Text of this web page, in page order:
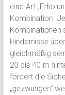
eine Art
Kombination.
Kombinationen
Hindernisse
gleichmäßig
20 bis 40 m
fördert die
„gezwungen“